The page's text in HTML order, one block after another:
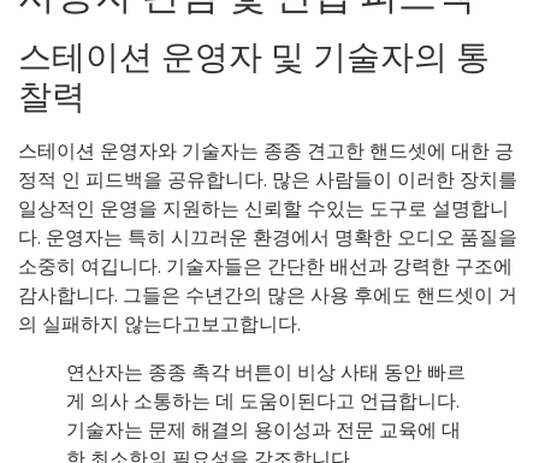
스테이션 운영자 및 기술자의 통
찰력
스테이션 운영자와 기술자는 종종 견고한 핸드셋에 대한 긍
정적 인 피드백을 공유합니다. 많은 사람들이 이러한 장치를
일상적인 운영을 지원하는 신뢰할 수있는 도구로 설명합니
다. 운영자는 특히 시끄러운 환경에서 명확한 오디오 품질을
소중히 여깁니다. 기술자들은 간단한 배선과 강력한 구조에
감사합니다. 그들은 수년간의 많은 사용 후에도 핸드셋이 거
의 실패하지 않는다고보고합니다.
연산자는 종종 촉각 버튼이 비상 사태 동안 빠르
게 의사 소통하는 데 도움이된다고 언급합니다.
기술자는 문제 해결의 용이성과 전문 교육에 대